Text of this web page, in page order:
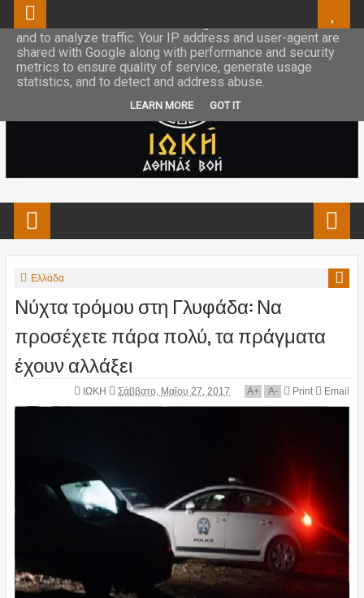
Ελλάδα
Νύχτα τρόμου στη Γλυφάδα: Να
προσέχετε πάρα πολύ, τα πράγματα
έχουν αλλάξει
ΙΩΚΗ Σάββατο, Μαΐου 27, 2017 A+ A- Print Email
This site uses cookies from Google to deliver its services
and to analyze traffic. Your IP address and user-agent are
shared with Google along with performance and security
metrics to ensure quality of service, generate usage
statistics, and to detect and address abuse.
LEARN MORE GOT IT